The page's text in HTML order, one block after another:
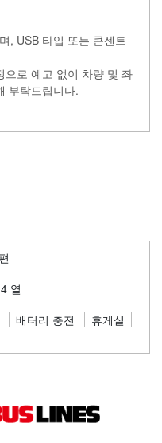
, USB 타입 또는 콘센트
으로 예고 없이 차량 및 좌
부탁드립니다.
4 열
배터리 충전
휴게실